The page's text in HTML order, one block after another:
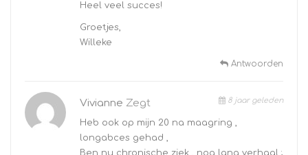
Heel veel succes!
Groetjes,
Willeke
Antwoorden
Vivianne Zegt 8 jaar geleden
Heb ook op mijn 20 na maagring ,
longabces gehad ,
Ben nu chronische ziek , nog lang verhaal ;